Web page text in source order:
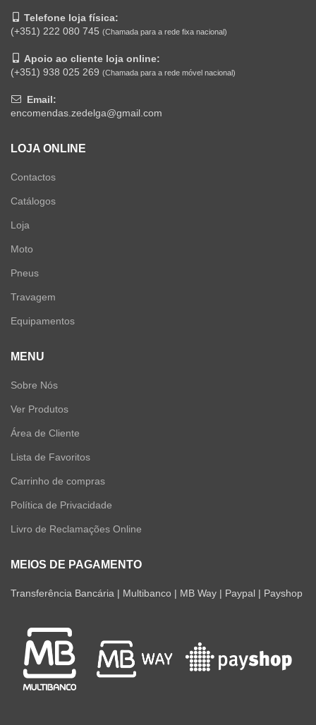
Telefone loja física:
(+351) 222 080 745 (Chamada para a rede fixa nacional)
Apoio ao cliente loja online:
(+351) 938 025 269 (Chamada para a rede móvel nacional)
Email:
encomendas.zedelga@gmail.com
LOJA ONLINE
Contactos
Catálogos
Loja
Moto
Pneus
Travagem
Equipamentos
MENU
Sobre Nós
Ver Produtos
Área de Cliente
Lista de Favoritos
Carrinho de compras
Política de Privacidade
Livro de Reclamações Online
MEIOS DE PAGAMENTO
Transferência Bancária | Multibanco | MB Way | Paypal | Payshop